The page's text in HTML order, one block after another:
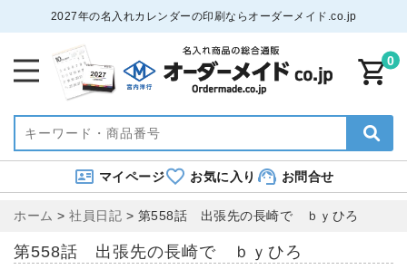
2027年の名入れカレンダーの印刷ならオーダーメイド.co.jp
0
マイページ お気に入り お問合せ
ホーム > 社員日記 > 第558話 出張先の長崎で ｂｙひろ
第558話 出張先の長崎で ｂｙひろ